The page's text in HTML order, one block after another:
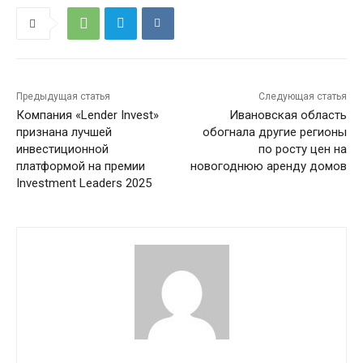
Предыдущая статья
Компания «Lender Invest»
признана лучшей
инвестиционной
платформой на премии
Investment Leaders 2025
Следующая статья
Ивановская область
обогнала другие регионы
по росту цен на
новогоднюю аренду домов